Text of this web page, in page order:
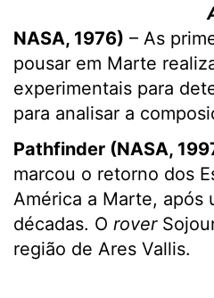
NASA, 1976) – As
pousar em Marte
experimentais para
para analisar a
Pathfinder (NASA,
marcou o retorno dos
América a Marte, após
décadas. O rover
região de Ares Vallis.